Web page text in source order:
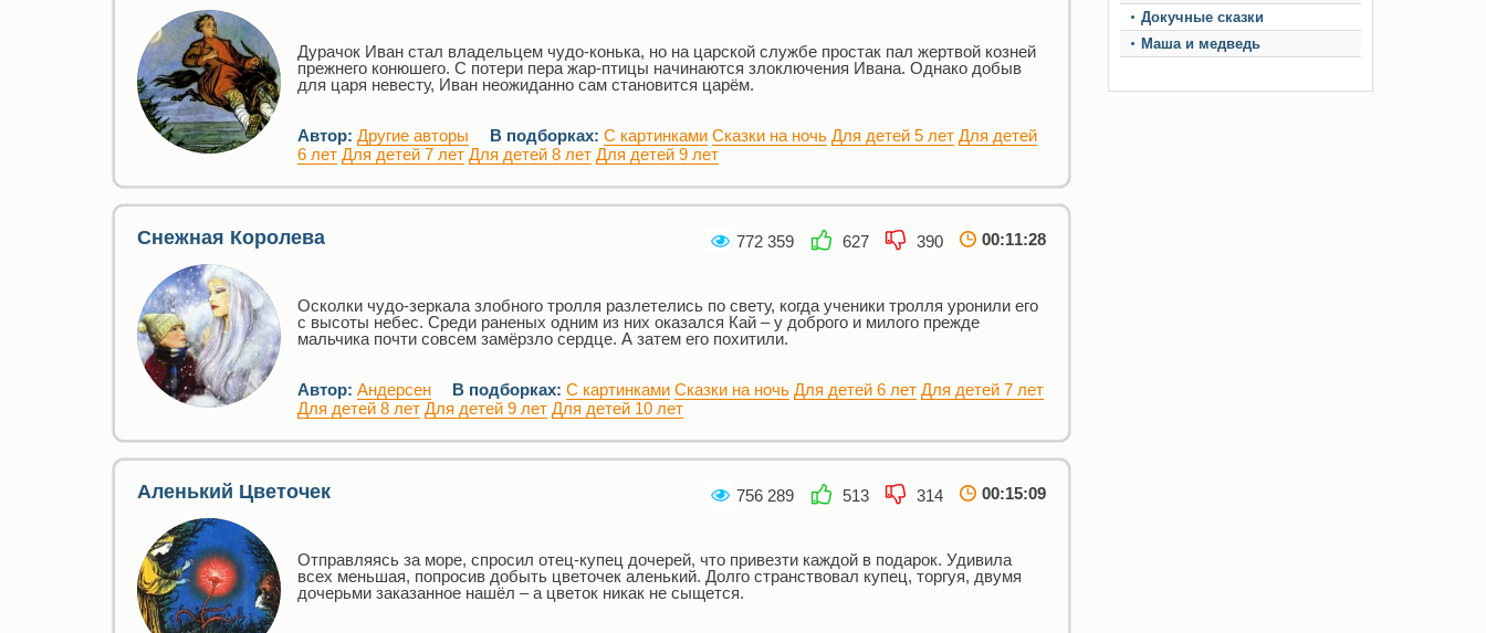
Дурачок Иван стал владельцем чудо-конька, но на царской службе простак пал жертвой козней
прежнего конюшего. С потери пера жар-птицы начинаются злоключения Ивана. Однако добыв
для царя невесту, Иван неожиданно сам становится царём.
Автор: Другие авторы В подборках: С картинками Сказки на ночь Для детей 5 лет Для детей
6 лет Для детей 7 лет Для детей 8 лет Для детей 9 лет
Снежная Королева 772 359 627 390 00:11:28
Осколки чудо-зеркала злобного тролля разлетелись по свету, когда ученики тролля уронили его
с высоты небес. Среди раненых одним из них оказался Кай – у доброго и милого прежде
мальчика почти совсем замёрзло сердце. А затем его похитили.
Автор: Андерсен В подборках: С картинками Сказки на ночь Для детей 6 лет Для детей 7 лет
Для детей 8 лет Для детей 9 лет Для детей 10 лет
Аленький Цветочек 756 289 513 314 00:15:09
Отправляясь за море, спросил отец-купец дочерей, что привезти каждой в подарок. Удивила
всех меньшая, попросив добыть цветочек аленький. Долго странствовал купец, торгуя, двумя
дочерьми заказанное нашёл – а цветок никак не сыщется.
Докучные сказки
Маша и медведь